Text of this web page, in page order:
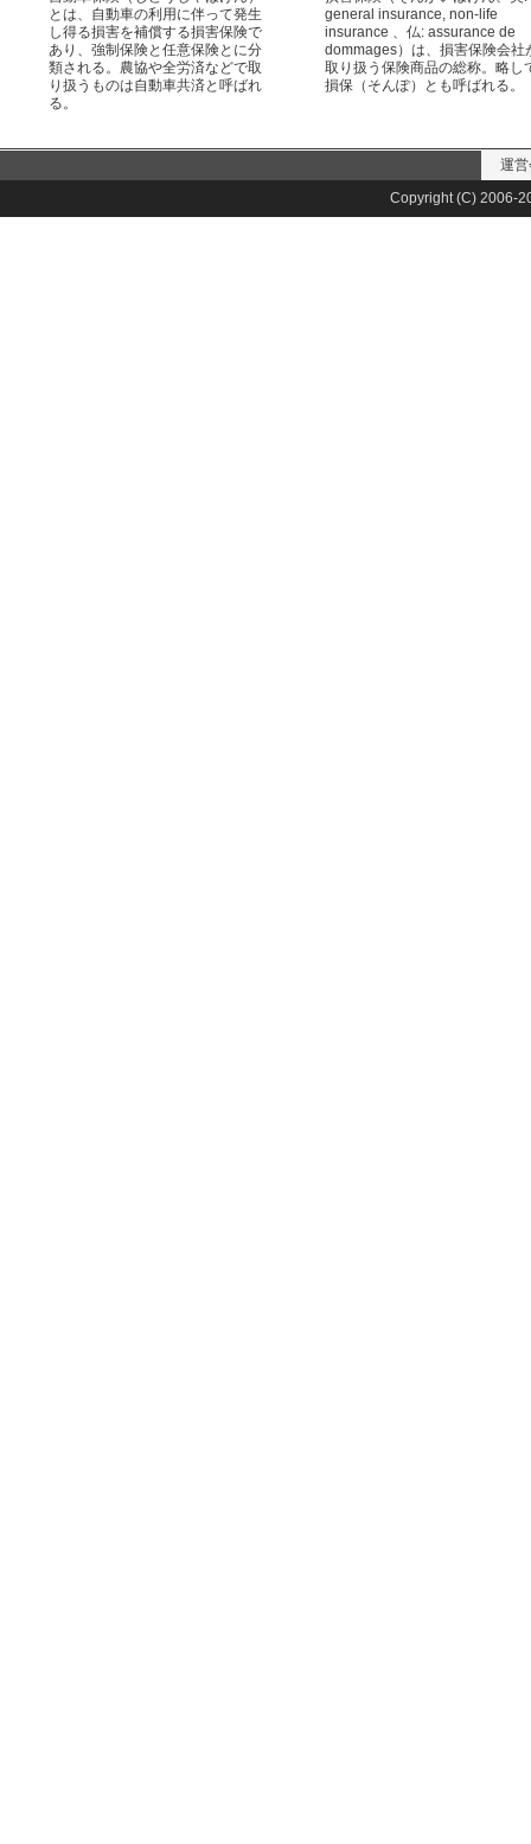
とは、自動車の利用に伴って発生
し得る損害を補償する損害保険で
あり、強制保険と任意保険とに分
類される。農協や全労済などで取
り扱うものは自動車共済と呼ばれ
る。
general insurance, non-life
insurance 、仏: assurance de
dommages）は、損害保険会社
取り扱う保険商品の総称。略し
損保（そんぽ）とも呼ばれる。
運
Copyright (C) 2006-